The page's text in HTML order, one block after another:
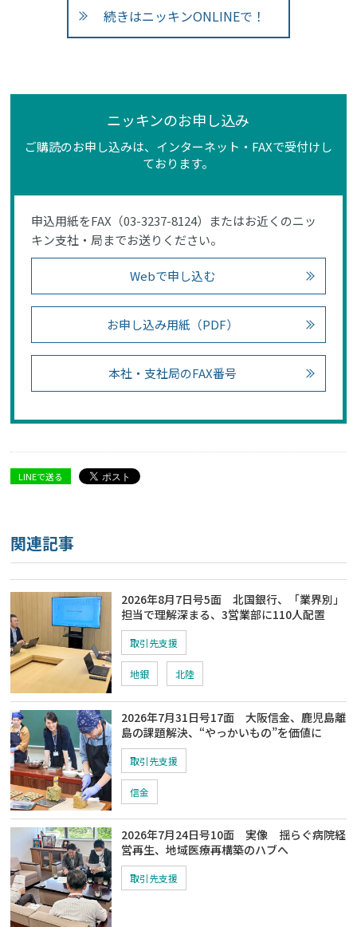
続きはニッキンONLINEで！
ニッキンのお申し込み
ご購読のお申し込みは、インターネット・FAXで受付けし
ております。
申込用紙をFAX（03-3237-8124）またはお近くのニッ
キン支社・局までお送りください。
Webで申し込む
お申し込み用紙（PDF）
本社・支社局のFAX番号
LINEで送る
関連記事
2026年8月7日号5面 北国銀行、「業界別」
担当で理解深まる、3営業部に110人配置
取引先支援
地銀 北陸
2026年7月31日号17面 大阪信金、鹿児島離
島の課題解決、“やっかいもの”を価値に
取引先支援
信金
2026年7月24日号10面 実像 揺らぐ病院経
営再生、地域医療再構築のハブへ
取引先支援